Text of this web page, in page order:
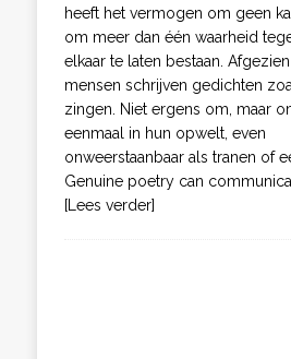
heeft het vermogen om geen
om meer dan één waarheid
elkaar te laten bestaan.
mensen schrijven gedichten
zingen. Niet ergens om, maar
eenmaal in hun opwelt, even
onweerstaanbaar als tranen of
Genuine poetry can
[Lees verder]